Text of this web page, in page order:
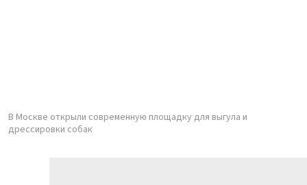
В Москве открыли современную площадку для выгула и
дрессировки собак